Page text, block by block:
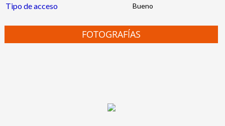
Tipo de acceso Bueno
FOTOGRAFÍAS